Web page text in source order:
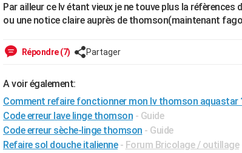
Par ailleur ce lv étant vieux je ne touve plus la réfèrences
ou une notice claire auprès de thomson(maintenant
Répondre (7) Partager
A voir également:
Comment refaire fonctionner mon lv thomson aquastar
Code erreur lave linge thomson - Guide
Code erreur sèche-linge thomson - Guide
Refaire sol douche italienne - Forum Bricolage / outillage